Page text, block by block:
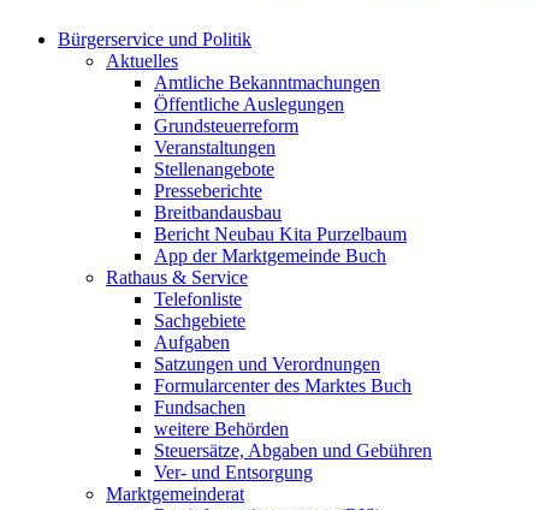
Bürgerservice und Politik
Aktuelles
Amtliche Bekanntmachungen
Öffentliche Auslegungen
Grundsteuerreform
Veranstaltungen
Stellenangebote
Presseberichte
Breitbandausbau
Bericht Neubau Kita Purzelbaum
App der Marktgemeinde Buch
Rathaus & Service
Telefonliste
Sachgebiete
Aufgaben
Satzungen und Verordnungen
Formularcenter des Marktes Buch
Fundsachen
weitere Behörden
Steuersätze, Abgaben und Gebühren
Ver- und Entsorgung
Marktgemeinderat